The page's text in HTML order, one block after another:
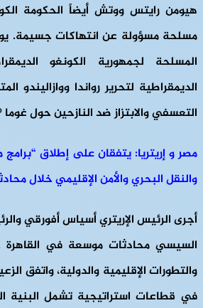
هيومن رايتس ووتش أيضاً الحكومة
مسلحة مسؤولة عن انتهاكات جسيمة.
المسلحة لجمهورية الكونغو
الديمقراطية لتحرير رواندا ووازاليندو
التعسفي والابتزاز ضد النازحين حول غوما Africanews with AFP
مصر و إريتريا: يتفقان على إطلاق
والنقل البحري والأمن الإقليمي خلال
أجرى الرئيس الإريتري أسياس أفورقي
السيسي محادثات موسعة في القاهرة
والتطورات الإقليمية والدولية، واتفق
في قطاعات استراتيجية تشمل البنية